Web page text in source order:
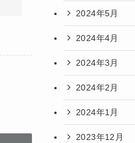
2024年5月
2024年4月
2024年3月
2024年2月
2024年1月
2023年12月